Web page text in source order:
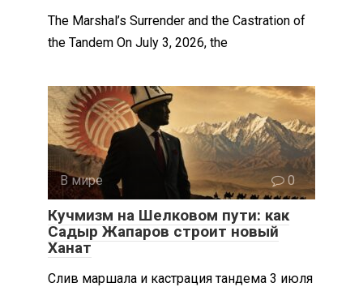
The Marshal’s Surrender and the Castration of
the Tandem On July 3, 2026, the
В мире 0
Кучмизм на Шелковом пути: как
Садыр Жапаров строит новый
Ханат
Слив маршала и кастрация тандема 3 июля